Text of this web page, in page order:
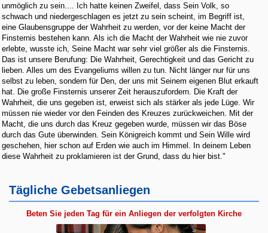
unmöglich zu sein.... Ich hatte keinen Zweifel, dass Sein Volk, so
schwach und niedergeschlagen es jetzt zu sein scheint, im Begriff ist,
eine Glaubensgruppe der Wahrheit zu werden, vor der keine Macht der
Finsternis bestehen kann. Als ich die Macht der Wahrheit wie nie zuvor
erlebte, wusste ich, Seine Macht war sehr viel größer als die Finsternis.
Das ist unsere Berufung: Die Wahrheit, Gerechtigkeit und das Gericht zu
lieben. Alles um des Evangeliums willen zu tun. Nicht länger nur für uns
selbst zu leben, sondern für Den, der uns mit Seinem eigenen Blut erkauft
hat. Die große Finsternis unserer Zeit herauszufordern. Die Kraft der
Wahrheit, die uns gegeben ist, erweist sich als stärker als jede Lüge. Wir
müssen nie wieder vor den Feinden des Kreuzes zurückweichen. Mit der
Macht, die uns durch das Kreuz gegeben wurde, müssen wir das Böse
durch das Gute überwinden. Sein Königreich kommt und Sein Wille wird
geschehen, hier schon auf Erden wie auch im Himmel. In deinem Leben
diese Wahrheit zu proklamieren ist der Grund, dass du hier bist."
Tägliche Gebetsanliegen
Beten Sie jeden Tag für ein Anliegen der verfolgten Kirche